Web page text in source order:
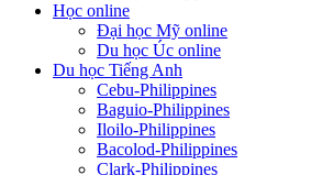
Học online
Đại học Mỹ online
Du học Úc online
Du học Tiếng Anh
Cebu-Philippines
Baguio-Philippines
Iloilo-Philippines
Bacolod-Philippines
Clark-Philippines